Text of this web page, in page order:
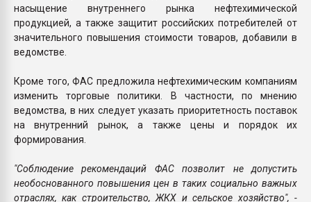
насыщение внутреннего рынка нефтехимической
продукцией, а также защитит российских потребителей от
значительного повышения стоимости товаров, добавили в
ведомстве.
Кроме того, ФАС предложила нефтехимическим компаниям
изменить торговые политики. В частности, по мнению
ведомства, в них следует указать приоритетность поставок
на внутренний рынок, а также цены и порядок их
формирования.
"Соблюдение рекомендаций ФАС позволит не допустить
необоснованного повышения цен в таких социально важных
отраслях, как строительство, ЖКХ и сельское хозяйство", -